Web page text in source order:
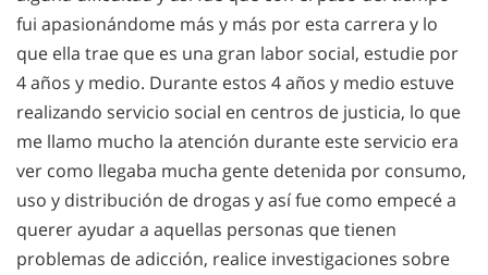
fui apasionándome más y más por esta carrera y lo
que ella trae que es una gran labor social, estudie por
4 años y medio. Durante estos 4 años y medio estuve
realizando servicio social en centros de justicia, lo que
me llamo mucho la atención durante este servicio era
ver como llegaba mucha gente detenida por consumo,
uso y distribución de drogas y así fue como empecé a
querer ayudar a aquellas personas que tienen
problemas de adicción, realice investigaciones sobre